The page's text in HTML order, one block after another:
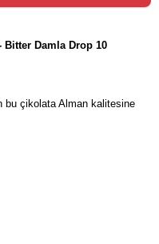
Bitter Damla Drop 10
bu çikolata Alman kalitesine